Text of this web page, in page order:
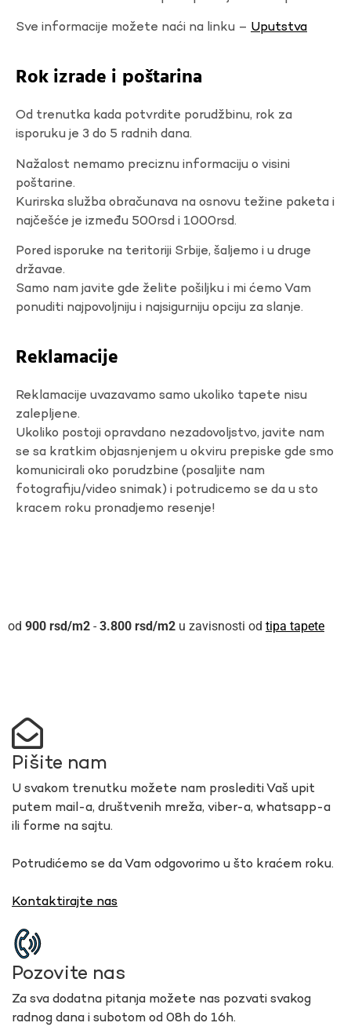
Sve informacije možete naći na linku – Uputstva
Rok izrade i poštarina
Od trenutka kada potvrdite porudžbinu, rok za
isporuku je 3 do 5 radnih dana.
Nažalost nemamo preciznu informaciju o visini
poštarine.
Kurirska služba obračunava na osnovu težine paketa i
najčešće je između 500rsd i 1000rsd.
Pored isporuke na teritoriji Srbije, šaljemo i u druge
državae.
Samo nam javite gde želite pošiljku i mi ćemo Vam
ponuditi najpovoljniju i najsigurniju opciju za slanje.
Reklamacije
Reklamacije uvazavamo samo ukoliko tapete nisu
zalepljene.
Ukoliko postoji opravdano nezadovoljstvo, javite nam
se sa kratkim objasnjenjem u okviru prepiske gde smo
komunicirali oko porudzbine (posaljite nam
fotografiju/video snimak) i potrudicemo se da u sto
kracem roku pronadjemo resenje!
900 rsd - 3.800 rsd u zavisnosti od tipa tapete
Pišite nam
U svakom trenutku možete nam proslediti Vaš upit
putem mail-a, društvenih mreža, viber-a, whatsapp-a
ili forme na sajtu.
Potrudićemo se da Vam odgovorimo u što kraćem roku.
Kontaktirajte nas
Pozovite nas
Za sva dodatna pitanja možete nas pozvati svakog
radnog dana i subotom od 08h do 16h.